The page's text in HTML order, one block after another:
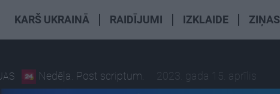
KARŠ UKRAINĀ RAIDĪJUMI IZKLAIDE ZIŅAS
Nedēļa. Post scriptum. 2023. gada 15. aprīlis